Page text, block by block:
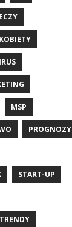
KOBIETY
MSP
PROGNOZY
START-UP
TRENDY